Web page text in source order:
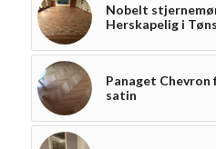
Nobelt
Herskapelig i
Panaget Chevron
satin